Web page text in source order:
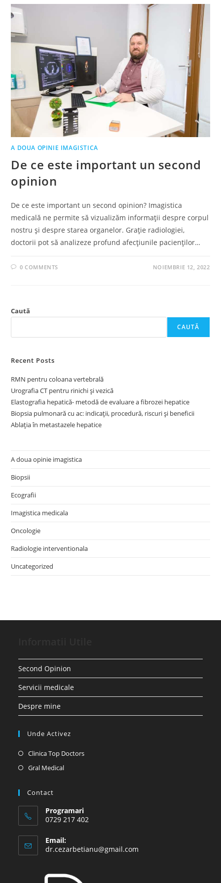
A DOUA OPINIE IMAGISTICA
De ce este important un second
opinion
De ce este important un second opinion? Imagistica
medicală ne permite să vizualizăm informații despre corpul
nostru și despre starea organelor. Grație radiologiei,
doctorii pot să analizeze profund afecțiunile pacienților…
0 COMMENTS NOIEMBRIE 12, 2022
Caută
CAUTĂ
Recent Posts
RMN pentru coloana vertebrală
Urografia CT pentru rinichi și vezică
Elastografia hepatică- metodă de evaluare a fibrozei hepatice
Biopsia pulmonară cu ac: indicații, procedură, riscuri și beneficii
Ablația în metastazele hepatice
A doua opinie imagistica
Biopsii
Ecografii
Imagistica medicala
Oncologie
Radiologie interventionala
Uncategorized
Second Opinion
Servicii medicale
Despre mine
Unde Activez
Clinica Top DoctorsOpens
Gral MedicalOpens
tab
Contact
Programari
0729 217 402
Email:
dr.cezarbetianu@gmail.com